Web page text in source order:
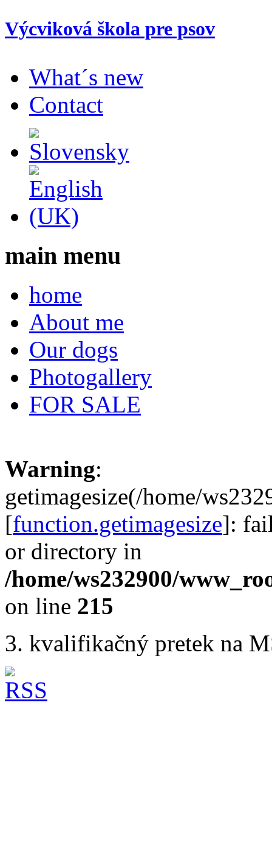
Výcviková škola pre psov
What´s new
Contact
main menu
home
About me
Our dogs
Photogallery
FOR SALE
Warning:
getimagesize(/home/
[function.getimagesize]:
or directory in
/home/ws232900/
on line 215
3. kvalifikačný pretek na